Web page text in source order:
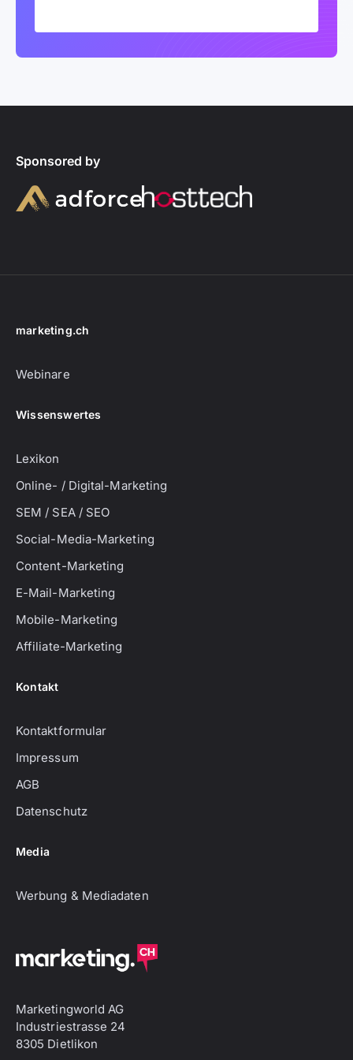
Sponsored by
marketing.ch
Webinare
Wissenswertes
Lexikon
Online- / Digital-Marketing
SEM / SEA / SEO
Social-Media-Marketing
Content-Marketing
E-Mail-Marketing
Mobile-Marketing
Affiliate-Marketing
Kontakt
Kontaktformular
Impressum
AGB
Datenschutz
Media
Werbung & Mediadaten
Marketingworld AG
Industriestrasse 24
8305 Dietlikon